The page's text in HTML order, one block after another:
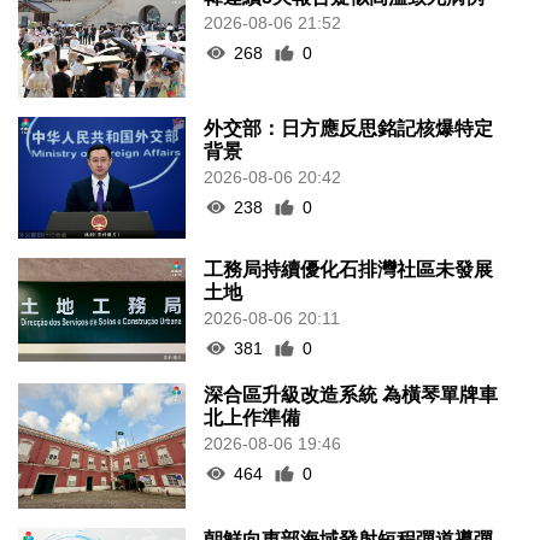
2026-08-06 21:52
268
0
外交部：日方應反思銘記核爆特定
背景
2026-08-06 20:42
238
0
工務局持續優化石排灣社區未發展
土地
2026-08-06 20:11
381
0
深合區升級改造系統 為橫琴單牌車
北上作準備
2026-08-06 19:46
464
0